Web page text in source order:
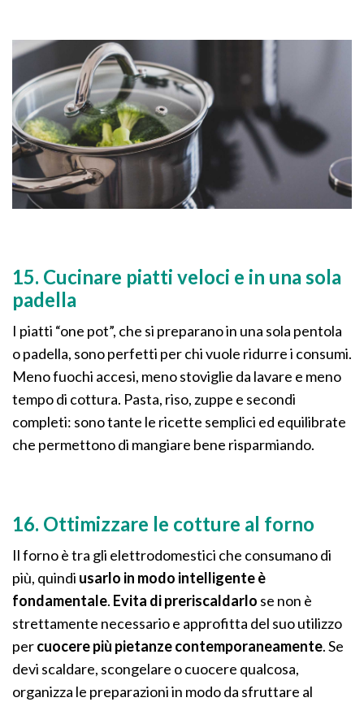
15. Cucinare piatti veloci e in una sola
padella
I piatti “one pot”, che si preparano in una sola pentola
o padella, sono perfetti per chi vuole ridurre i consumi.
Meno fuochi accesi, meno stoviglie da lavare e meno
tempo di cottura. Pasta, riso, zuppe e secondi
completi: sono tante le ricette semplici ed equilibrate
che permettono di mangiare bene risparmiando.
16. Ottimizzare le cotture al forno
Il forno è tra gli elettrodomestici che consumano di
più, quindi usarlo in modo intelligente è
fondamentale. Evita di preriscaldarlo se non è
strettamente necessario e approfitta del suo utilizzo
percuocere più pietanze contemporaneamente. Se
devi scaldare, scongelare o cuocere qualcosa,
organizza le preparazioni in modo da sfruttare al